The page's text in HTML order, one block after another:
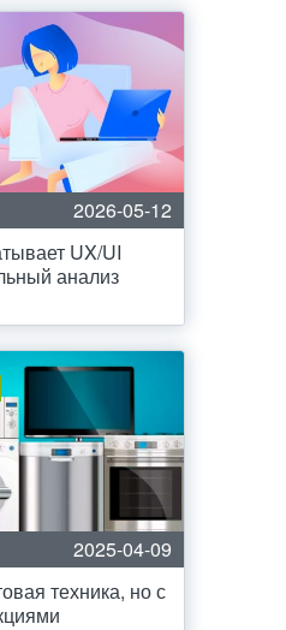
2026-05-12
UX/UI
анализ
2025-04-09
техника, но с